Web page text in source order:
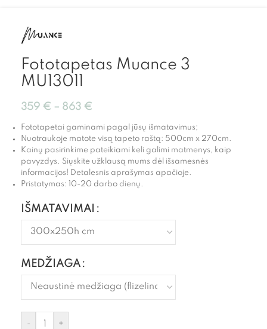
Fototapetas Muance 3
MU13011
359 € – 863 €
Fototapetai gaminami pagal jūsų išmatavimus;
Nuotraukoje matote visą tapeto raštą: 500cm x 270cm.
Kainų pasirinkime pateikiami keli galimi matmenys, kaip
pavyzdys. Siųskite užklausą mums dėl išsamesnės
informacijos! Detalesnis aprašymas apačioje.
Pristatymas: 10-20 darbo dienų.
IŠMATAVIMAI
MEDŽIAGA
- +